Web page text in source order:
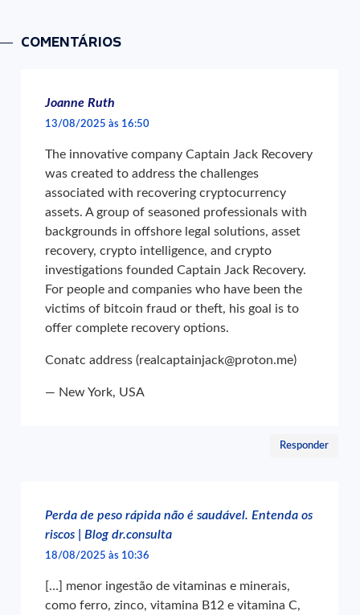
COMENTÁRIOS
Joanne Ruth
13/08/2025 às 16:50
The innovative company Captain Jack Recovery
was created to address the challenges
associated with recovering cryptocurrency
assets. A group of seasoned professionals with
backgrounds in offshore legal solutions, asset
recovery, crypto intelligence, and crypto
investigations founded Captain Jack Recovery.
For people and companies who have been the
victims of bitcoin fraud or theft, his goal is to
offer complete recovery options.
Conatc address (realcaptainjack@proton.me)
— New York, USA
Responder
Perda de peso rápida não é saudável. Entenda os
riscos | Blog dr.consulta
18/08/2025 às 10:36
[…] menor ingestão de vitaminas e minerais,
como ferro, zinco, vitamina B12 e vitamina C,